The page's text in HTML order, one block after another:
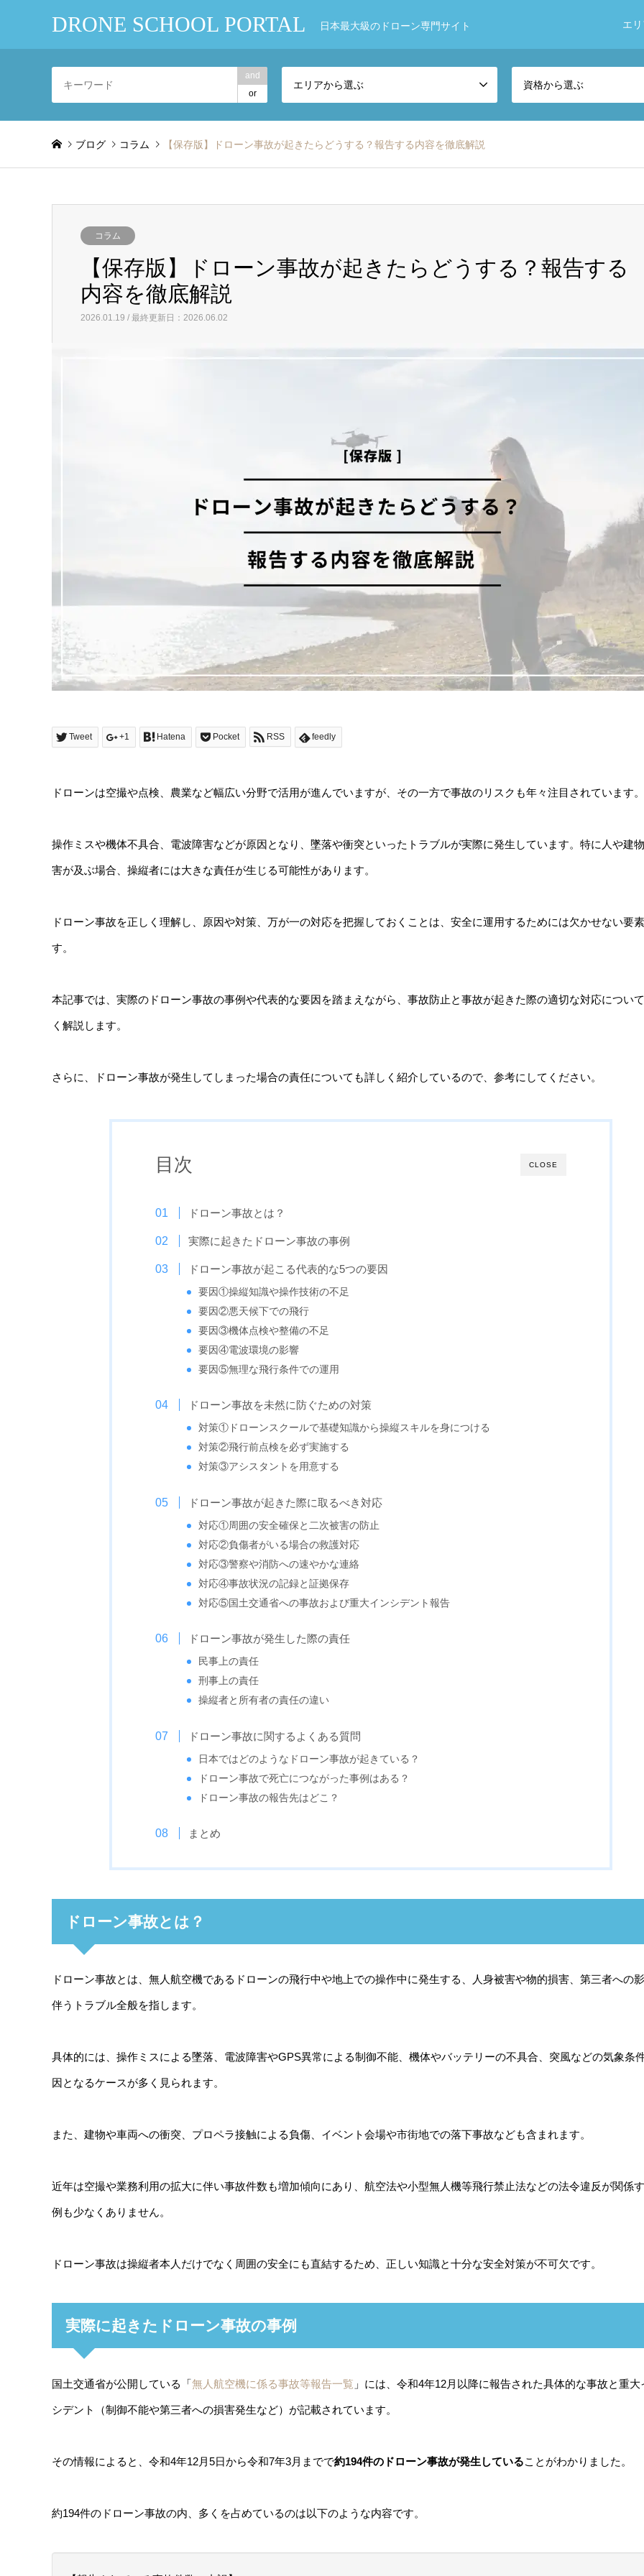
DRONE SCHOOL PORTAL 日本最大級のドローン専門サイト エ
and
or
エリアから選ぶ 資格から選ぶ
ブログ コラム 【保存版】ドローン事故が起きたらどうする？報告する内容を徹底解説
コラム
【保存版】ドローン事故が起きたらどうする？報告する
内容を徹底解説
2026.01.19 / 最終更新日：2026.06.02
Tweet +1 Hatena Pocket RSS feedly
ドローンは空撮や点検、農業など幅広い分野で活用が進んでいますが、その一方で事故のリスクも年々注目されています。
操作ミスや機体不具合、電波障害などが原因となり、墜落や衝突といったトラブルが実際に発生しています。特に人や建
害が及ぶ場合、操縦者には大きな責任が生じる可能性があります。
ドローン事故を正しく理解し、原因や対策、万が一の対応を把握しておくことは、安全に運用するためには欠かせない要
す。
本記事では、実際のドローン事故の事例や代表的な要因を踏まえながら、事故防止と事故が起きた際の適切な対応につい
く解説します。
さらに、ドローン事故が発生してしまった場合の責任についても詳しく紹介しているので、参考にしてください。
CLOSE
目次
ドローン事故とは？
実際に起きたドローン事故の事例
ドローン事故が起こる代表的な5つの要因
要因①操縦知識や操作技術の不足
要因②悪天候下での飛行
要因③機体点検や整備の不足
要因④電波環境の影響
要因⑤無理な飛行条件での運用
ドローン事故を未然に防ぐための対策
対策①ドローンスクールで基礎知識から操縦スキルを身につける
対策②飛行前点検を必ず実施する
対策③アシスタントを用意する
ドローン事故が起きた際に取るべき対応
対応①周囲の安全確保と二次被害の防止
対応②負傷者がいる場合の救護対応
対応③警察や消防への速やかな連絡
対応④事故状況の記録と証拠保存
対応⑤国土交通省への事故および重大インシデント報告
ドローン事故が発生した際の責任
民事上の責任
刑事上の責任
操縦者と所有者の責任の違い
ドローン事故に関するよくある質問
日本ではどのようなドローン事故が起きている？
ドローン事故で死亡につながった事例はある？
ドローン事故の報告先はどこ？
まとめ
ドローン事故とは？
ドローン事故とは、無人航空機であるドローンの飛行中や地上での操作中に発生する、人身被害や物的損害、第三者への
伴うトラブル全般を指します。
具体的には、操作ミスによる墜落、電波障害やGPS異常による制御不能、機体やバッテリーの不具合、突風などの気象条
因となるケースが多く見られます。
また、建物や車両への衝突、プロペラ接触による負傷、イベント会場や市街地での落下事故なども含まれます。
近年は空撮や業務利用の拡大に伴い事故件数も増加傾向にあり、航空法や小型無人機等飛行禁止法などの法令違反が関係
例も少なくありません。
ドローン事故は操縦者本人だけでなく周囲の安全にも直結するため、正しい知識と十分な安全対策が不可欠です。
実際に起きたドローン事故の事例
国土交通省が公開している「無人航空機に係る事故等報告一覧 」には、令和4年12月以降に報告された具体的な事故と重大
シデント（制御不能や第三者への損害発生など）が記載されています。
その情報によると、令和4年12月5日から令和7年3月までで約194件のドローン事故が発生していることがわかりました。
約194件のドローン事故の内、多くを占めているのは以下のような内容です。